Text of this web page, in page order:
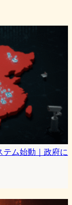
ム始動｜政府に